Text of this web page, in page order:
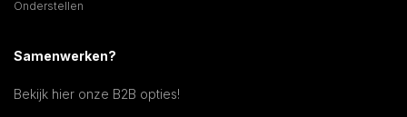
Onderstellen
Samenwerken?
Bekijk hier onze B2B opties!